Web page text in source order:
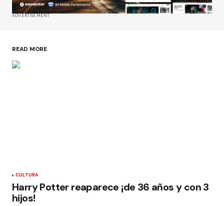
ADVERTISEMENT
READ MORE
CULTURA
Harry Potter reaparece ¡de 36 años y con 3
hijos!